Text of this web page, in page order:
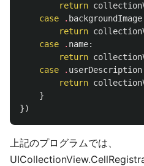
return
case
. backgroundImage
return
case
. name:
return
case
. userDescription
return
}
})
上記のプログラムでは、